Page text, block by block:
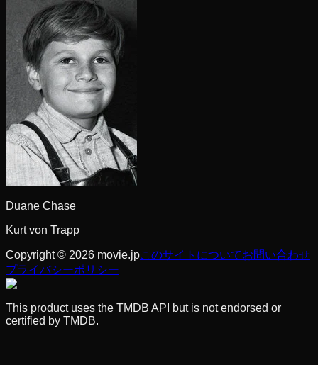
Duane Chase
Kurt von Trapp
Copyright © 2026 movie.jpこのサイトについてお問い合わせ
プライバシーポリシー
This product uses the TMDB API but is not endorsed or
certified by TMDB.